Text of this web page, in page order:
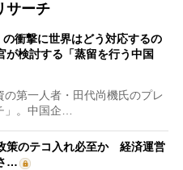
サーチ
衝撃に世界はどう対応するの
検討する「蒸留を行う中国
第一人者・田代尚機氏のプレ
」。中国企…
策のテコ入れ必至か 経済運営
…